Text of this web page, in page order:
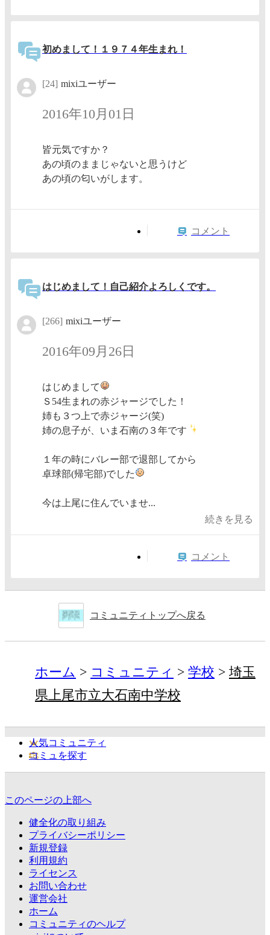
初めまして！１９７４年生まれ！
[24] mixiユーザー
2016年10月01日
皆元気ですか？
あの頃のままじゃないと思うけど
あの頃の匂いがします。
コメント
はじめまして！自己紹介よろしくです。
[266] mixiユーザー
2016年09月26日
はじめまして
Ｓ54生まれの赤ジャージでした！
姉も３つ上で赤ジャージ(笑)
姉の息子が、いま石南の３年です
１年の時にバレー部で退部してから
卓球部(帰宅部)でした
今は上尾に住んでいませ...
続きを見る
コメント
コミュニティトップへ戻る
ホーム コミュニティ 学校
埼玉
県上尾市立大石南中学校
人気コミュニティ
コミュを探す
このページの上部へ
健全化の取り組み
プライバシーポリシー
新規登録
利用規約
ライセンス
お問い合わせ
運営会社
ホーム
コミュニティのヘルプ